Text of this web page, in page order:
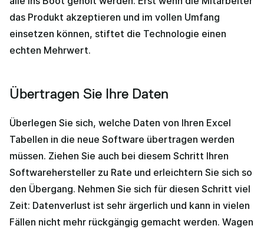
das Produkt akzeptieren und im vollen Umfang
einsetzen können, stiftet die Technologie einen
echten Mehrwert.
Übertragen Sie Ihre Daten
Überlegen Sie sich, welche Daten von Ihren Excel
Tabellen in die neue Software übertragen werden
müssen. Ziehen Sie auch bei diesem Schritt Ihren
Softwarehersteller zu Rate und erleichtern Sie sich so
den Übergang. Nehmen Sie sich für diesen Schritt viel
Zeit: Datenverlust ist sehr ärgerlich und kann in vielen
Fällen nicht mehr rückgängig gemacht werden. Wagen